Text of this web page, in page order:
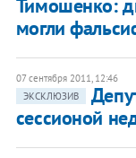
Тимошенко:
могли
07 сентября 2011, 12:46
ЭКСКЛЮЗИВ
сессионой